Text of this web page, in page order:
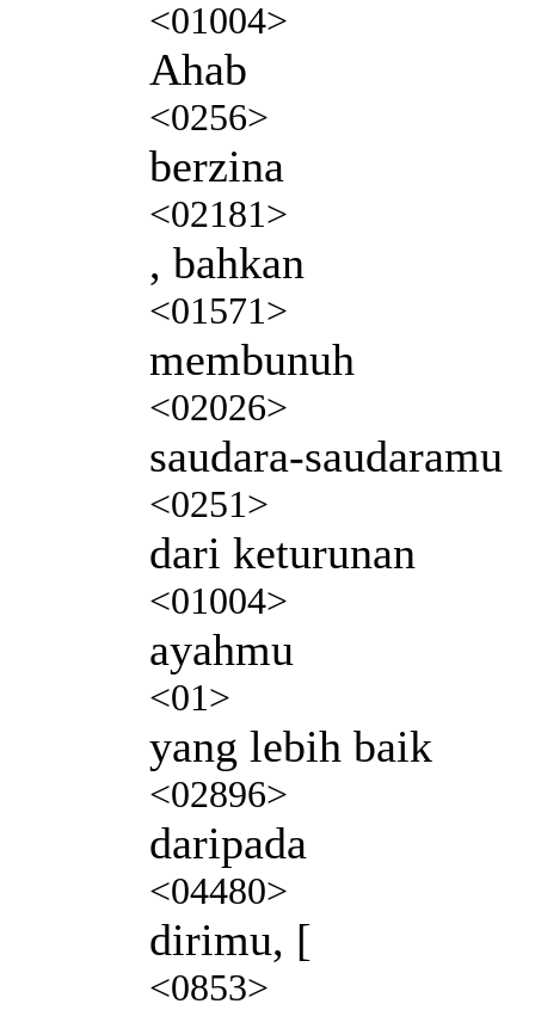
<01004>
Ahab
<0256>
berzina
<02181>
, bahkan
<01571>
membunuh
<02026>
saudara-saudaramu
<0251>
dari keturunan
<01004>
ayahmu
<01>
yang lebih baik
<02896>
daripada
<04480>
dirimu, [
<0853>